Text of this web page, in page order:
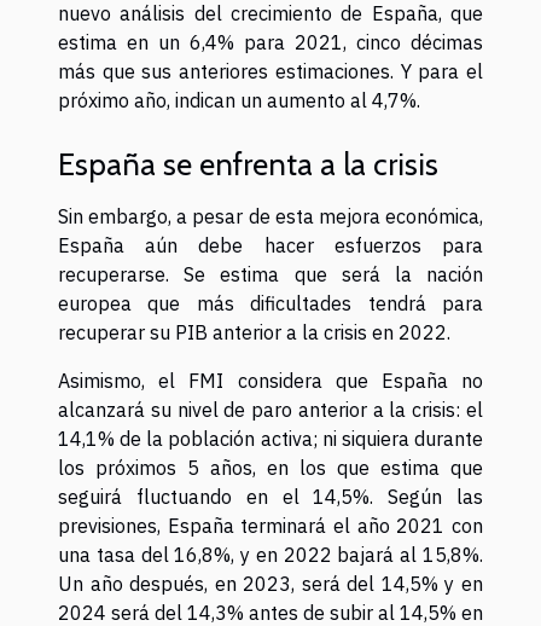
nuevo análisis del crecimiento de España, que
estima en un 6,4% para 2021, cinco décimas
más que sus anteriores estimaciones. Y para el
próximo año, indican un aumento al 4,7%.
España se enfrenta a la crisis
Sin embargo, a pesar de esta mejora económica,
España aún debe hacer esfuerzos para
recuperarse. Se estima que será la nación
europea que más dificultades tendrá para
recuperar su PIB anterior a la crisis en 2022.
Asimismo, el FMI considera que España no
alcanzará su nivel de paro anterior a la crisis: el
14,1% de la población activa; ni siquiera durante
los próximos 5 años, en los que estima que
seguirá fluctuando en el 14,5%. Según las
previsiones, España terminará el año 2021 con
una tasa del 16,8%, y en 2022 bajará al 15,8%.
Un año después, en 2023, será del 14,5% y en
2024 será del 14,3% antes de subir al 14,5% en